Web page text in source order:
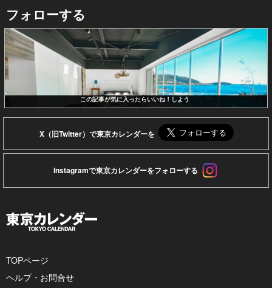
フォローする
この記事が気に入ったらいいね！しよう
X（旧Twitter）で東京カレンダーを
Instagramで東京カレンダーをフォローする
TOPページ
ヘルプ・お問合せ